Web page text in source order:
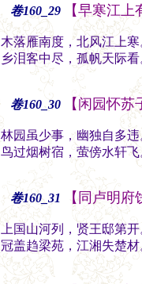
卷160_29 【早寒江
木落雁南度，北风江上
乡泪客中尽，孤帆天际
卷160_30 【闲园怀苏
林园虽少事，幽独自多
鸟过烟树宿，萤傍水轩
卷160_31 【同卢明
上国山河列，贤王邸第
冠盖趋梁苑，江湘失楚